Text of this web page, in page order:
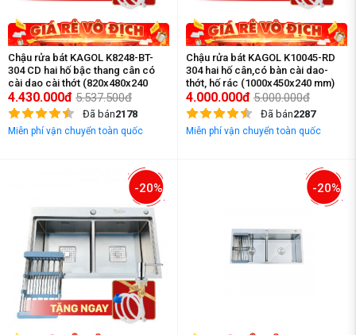
Chậu rửa bát KAGOL K8248-BT-
304 CD hai hố bậc thang cân có
cài dao cài thớt (820x480x240
mm)
4.430.000đ 5.537.500đ
Đã bán2178
Miễn phí vận chuyển toàn quốc
Chậu rửa bát KAGOL K10045-RD
304 hai hố cân,có bàn cài dao-
thớt, hố rác (1000x450x240 mm)
4.000.000đ 5.000.000đ
Đã bán2287
Miễn phí vận chuyển toàn quốc
-20% -20%